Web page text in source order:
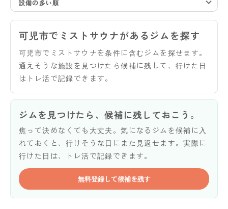
設備の多い順
可児市でミストサウナがあるジムを探す
可児市でミストサウナを条件に含むジムを探せます。
通えそうな施設を見つけたら候補に残して、行けた日
はトレ活で記録できます。
ジムを見つけたら、候補に残しておこう。
焦って決めなくても大丈夫。気になるジムを候補に入
れておくと、行けそうな日にまた見返せます。実際に
行けた日は、トレ活で記録できます。
無料登録して候補を残す